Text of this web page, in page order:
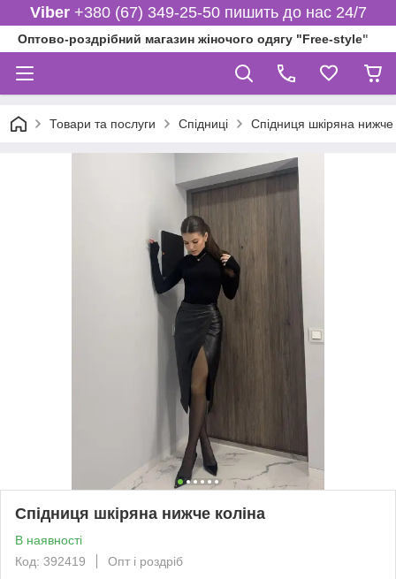
Viber+380 (67) 349-25-50 пишить до нас 24/7
Оптово-роздрібний магазин жіночого одягу "Free-style"
Товари та послуги Спідниці Спідниця шкіряна нижче
Спідниця шкіряна нижче коліна
В наявності
Код: 392419
Опт і роздріб